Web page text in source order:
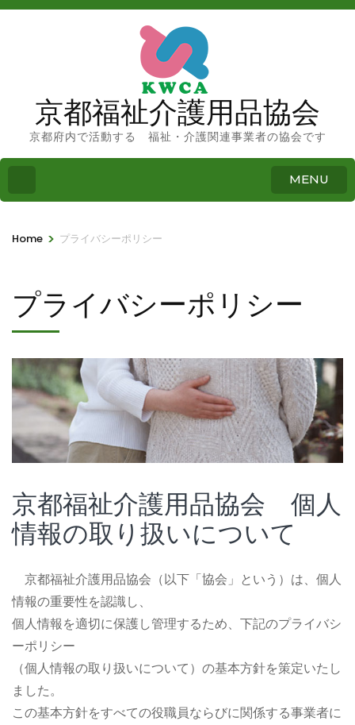
京都福祉介護用品協会
京都府内で活動する 福祉・介護関連事業者の協会です
MENU
Home > プライバシーポリシー
プライバシーポリシー
京都福祉介護用品協会 個人
情報の取り扱いについて
京都福祉介護用品協会（以下「協会」という）は、個人
情報の重要性を認識し、
個人情報を適切に保護し管理するため、下記のプライバシ
ーポリシー
（個人情報の取り扱いについて）の基本方針を策定いたし
ました。
この基本方針をすべての役職員ならびに関係する事業者に